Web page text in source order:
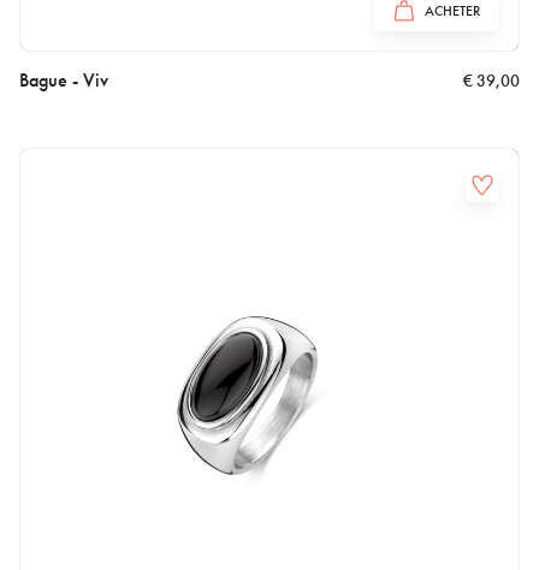
ACHETER
Bague - Viv €39,00